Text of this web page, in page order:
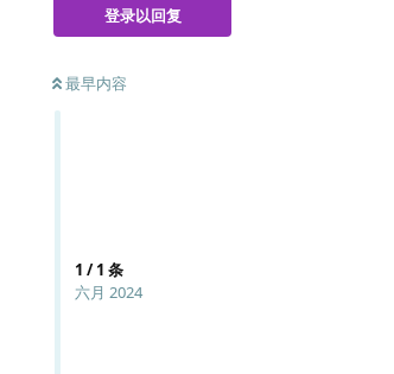
登录以回复
最早内容
1 /1 条
六月 2024